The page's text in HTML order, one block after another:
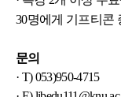
30명에게 기프티콘
문의
· T) 053)950-4715